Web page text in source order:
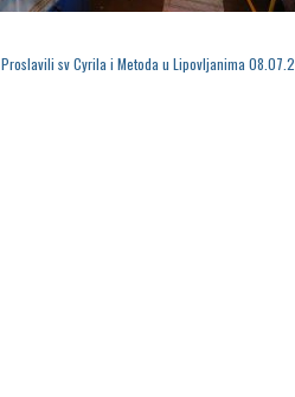
Proslavili sv Cyrila i Metoda u Lipovljanima